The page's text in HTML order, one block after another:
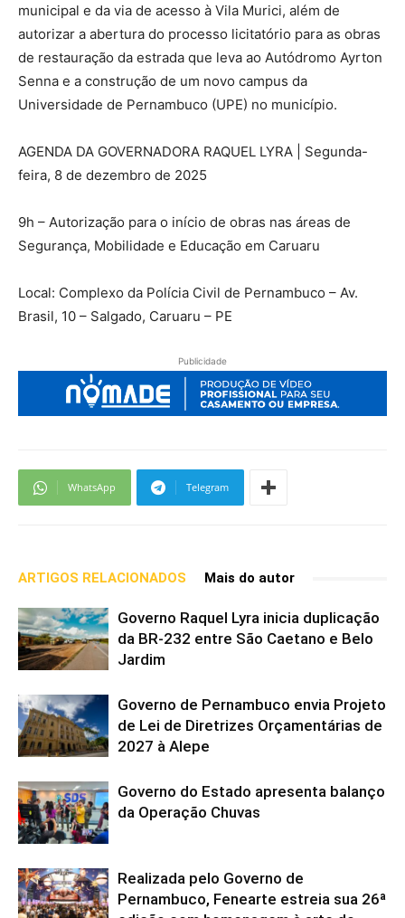
municipal e da via de acesso à Vila Murici, além de
autorizar a abertura do processo licitatório para as obras
de restauração da estrada que leva ao Autódromo Ayrton
Senna e a construção de um novo campus da
Universidade de Pernambuco (UPE) no município.
AGENDA DA GOVERNADORA RAQUEL LYRA | Segunda-
feira, 8 de dezembro de 2025
9h – Autorização para o início de obras nas áreas de
Segurança, Mobilidade e Educação em Caruaru
Local: Complexo da Polícia Civil de Pernambuco – Av.
Brasil, 10 – Salgado, Caruaru – PE
Publicidade
WhatsApp Telegram
ARTIGOS RELACIONADOS Mais do autor
Governo Raquel Lyra inicia duplicação
da BR-232 entre São Caetano e Belo
Jardim
Governo de Pernambuco envia Projeto
de Lei de Diretrizes Orçamentárias de
2027 à Alepe
Governo do Estado apresenta balanço
da Operação Chuvas
Realizada pelo Governo de
Pernambuco, Fenearte estreia sua 26ª